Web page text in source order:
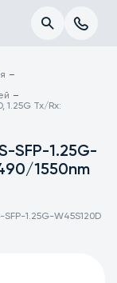
1.25G Tx/Rx:
SFP-1.25G-
1550nm
SFP-1.25G-W45S120D